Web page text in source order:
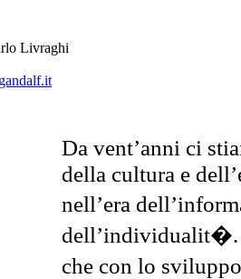
Livraghi
Da vent’anni ci
della cultura e
nell’era
dell’individualit�.
che con lo